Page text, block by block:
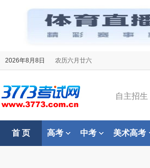
2026年8月8日 农历六月廿六
自主招生
首 页 高考 中考 美术高考